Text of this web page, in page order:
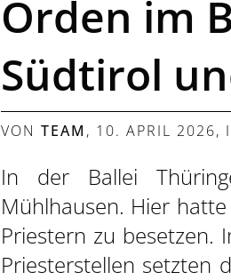
Orden im
Südtirol
VON TEAM , 10. APRIL 2026,
In der Ballei
Mühlhausen. Hier
Priestern zu besetzen.
Priesterstellen setzten